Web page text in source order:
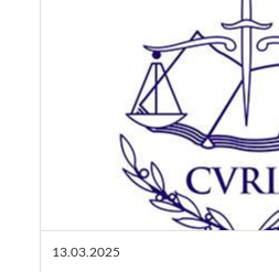
13.03.2025